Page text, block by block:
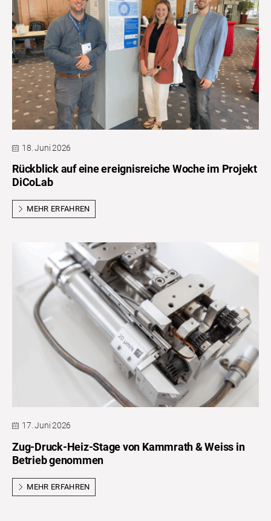
18. Juni 2026
Rückblick auf eine ereignisreiche Woche im Projekt
DiCoLab
MEHR ERFAHREN
17. Juni 2026
Zug-Druck-Heiz-Stage von Kammrath & Weiss in
Betrieb genommen
MEHR ERFAHREN